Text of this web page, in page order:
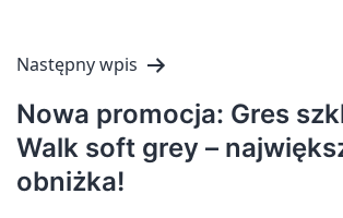
Następny wpis
Nowa promocja: Gres
Walk soft grey –
obniżka!